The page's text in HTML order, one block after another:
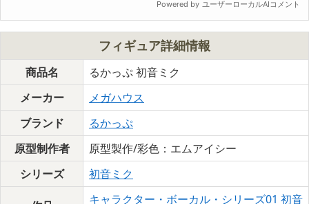
フィギュア詳細情報
商品名
るかっぷ 初音ミク
メーカー
メガハウス
ブランド
るかっぷ
原型制作者
原型製作/彩色：エムアイシー
シリーズ
初音ミク
キャラクター・ボーカル・シリーズ01 初音